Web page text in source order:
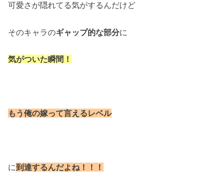
可愛さが隠れてる気がするんだけど
そのキャラのギャップ的な部分に
気がついた瞬間！
もう俺の嫁って言えるレベル
に到達するんだよね！！！